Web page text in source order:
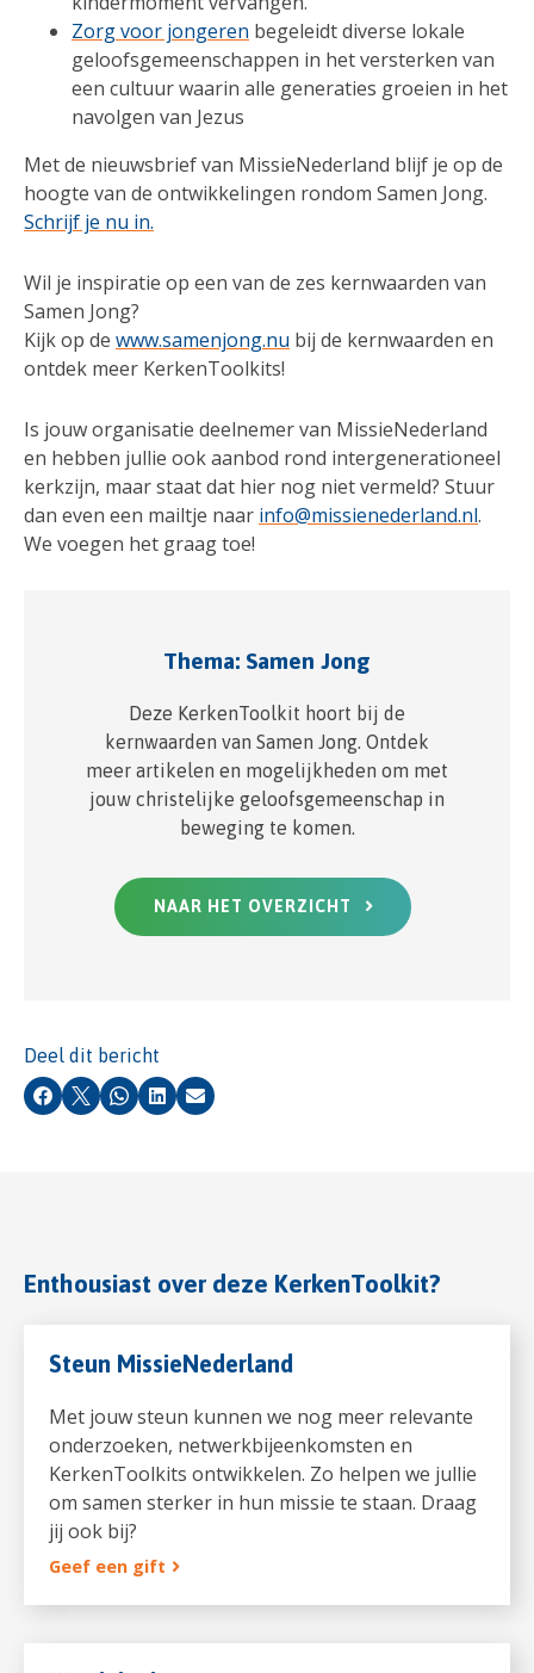
Zorg voor jongeren begeleidt diverse lokale
geloofsgemeenschappen in het versterken van
een cultuur waarin alle generaties groeien in het
navolgen van Jezus
Met de nieuwsbrief van MissieNederland blijf je op de
hoogte van de ontwikkelingen rondom Samen Jong.
Schrijf je nu in.
Wil je inspiratie op een van de zes kernwaarden van
Samen Jong?
Kijk op de www.samenjong.nu bij de kernwaarden en
ontdek meer KerkenToolkits!
Is jouw organisatie deelnemer van MissieNederland
en hebben jullie ook aanbod rond intergenerationeel
kerkzijn, maar staat dat hier nog niet vermeld? Stuur
dan even een mailtje naar info@missienederland.nl.
We voegen het graag toe!
Thema: Samen Jong
Deze KerkenToolkit hoort bij de
kernwaarden van Samen Jong. Ontdek
meer artikelen en mogelijkheden om met
jouw christelijke geloofsgemeenschap in
beweging te komen.
NAAR HET OVERZICHT
Deel dit bericht
Facebook
X Whatsapp
LinkedInE-mail
Enthousiast over deze KerkenToolkit?
Steun MissieNederland
Met jouw steun kunnen we nog meer relevante
onderzoeken, netwerkbijeenkomsten en
KerkenToolkits ontwikkelen. Zo helpen we jullie
om samen sterker in hun missie te staan. Draag
jij ook bij?
Geef een gift